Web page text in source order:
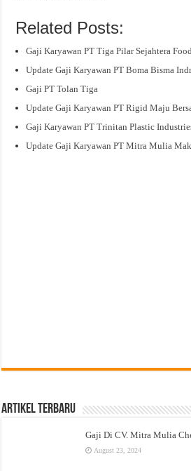
Related Posts:
Gaji Karyawan PT Tiga Pilar Sejahtera
Update Gaji Karyawan PT Boma Bisma
Gaji PT Tolan Tiga
Update Gaji Karyawan PT Rigid Maju
Gaji Karyawan PT Trinitan Plastic
Update Gaji Karyawan PT Mitra Mulia
Artikel Terbaru
Gaji Di CV. Mitra Mulia
August 23, 2024